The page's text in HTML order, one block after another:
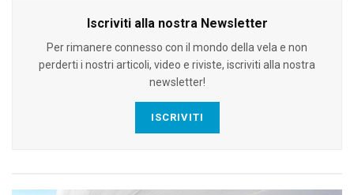
Iscriviti alla nostra Newsletter
Per rimanere connesso con il mondo della vela e non
perderti i nostri articoli, video e riviste, iscriviti alla nostra
newsletter!
ISCRIVITI